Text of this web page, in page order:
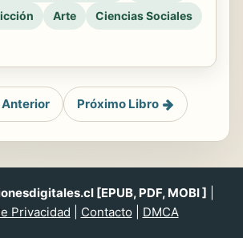
Arte
Ciencias Sociales
Próximo Libro
[EPUB, PDF, MOBI ]
Privacidad
Contacto DMCA